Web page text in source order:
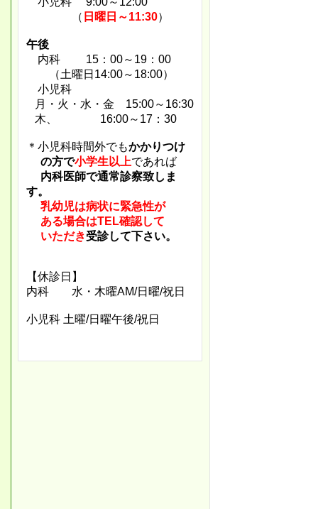
（ 日曜日～11:30）
午後
内科 15：00～19：00
（土曜日14:00～18:00）
小児科
月・火・水・金 15:00～16:30
木、 16:00～17：30
＊小児科時間外でもかかりつけ
の方で小学生以上であれば
内科医師で通常診察致しま
す。
乳幼児は病状に緊急性が
ある場合はTEL確認して
いただき受診して下さい。
【休診日】
内科 水・木曜AM/日曜/祝日
小児科 土曜/日曜午後/祝日